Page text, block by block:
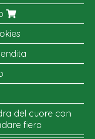
del cuore con
fiero